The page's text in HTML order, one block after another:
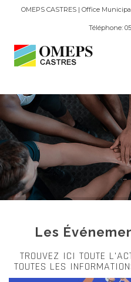
OMEPS CASTRES | Office
Téléphone:
Les
TROUVEZ ICI TOUTE
TOUTES LES